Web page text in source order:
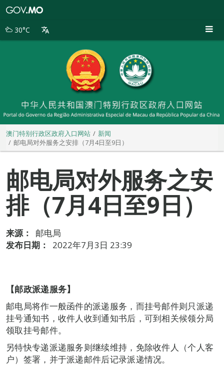
别
30°C
澳门特别行政区政府入口网站
新闻
邮电局对外服务之安排（7月4日至9日）
邮电局对外服务之安
排（7月4日至9日）
来源：
邮电局
发布日期：
2022年7月3日 23:39
【邮政派递服务】
邮电局将作一般函件的派递服务，而挂号邮件则只派递
挂号通知书，收件人收到通知书后，可到相关候领分局
领取挂号邮件。
另特快专递派递服务则继续维持，免除收件人（个人客
户）签署，并于派递邮件后记录派递情况。